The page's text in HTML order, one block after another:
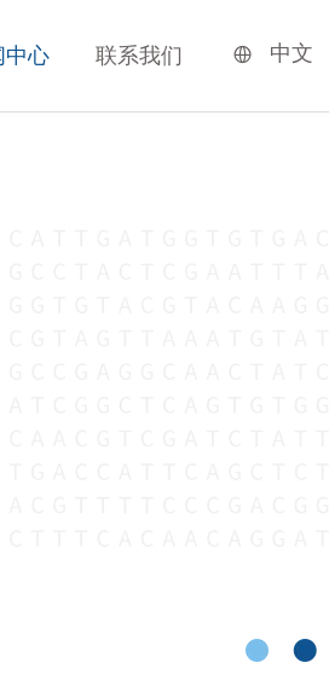
中心 联系我们 中文